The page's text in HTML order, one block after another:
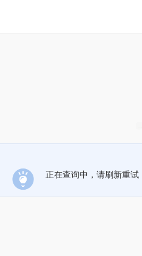
正在查询中，请刷新重试